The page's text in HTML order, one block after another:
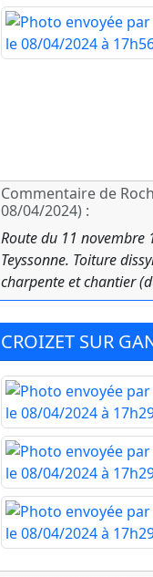
Commentaire de
08/04/2024) :
Route du 11 novembre
Teyssonne. Toiture
charpente et chantier
CROIZET SUR